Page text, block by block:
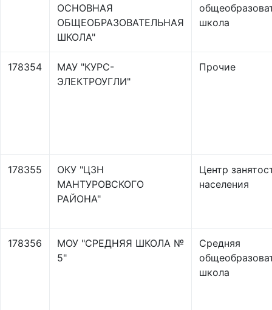
ОСНОВНАЯ
ОБЩЕОБРАЗОВАТЕЛЬНАЯ
ШКОЛА"
школа
178354
МАУ "КУРС-
ЭЛЕКТРОУГЛИ"
Прочие
178355
ОКУ "ЦЗН
МАНТУРОВСКОГО
РАЙОНА"
Центр
населения
178356
МОУ "СРЕДНЯЯ ШКОЛА №
5"
Средняя
школа